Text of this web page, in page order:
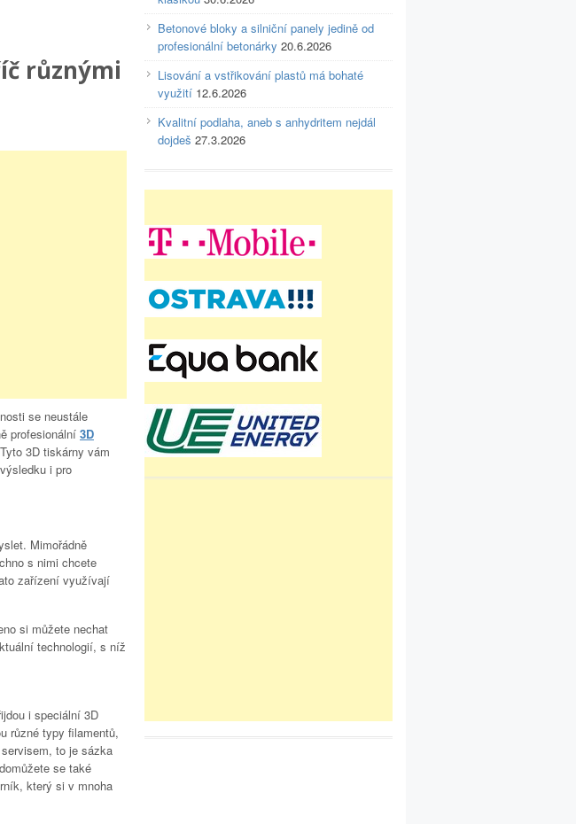
různými
se neustále
profesionální 3D
3D tiskárny vám
i pro
Mimořádně
s nimi chcete
zařízení využívají
si můžete nechat
technologií, s níž
i speciální 3D
různé typy filamentů,
to je sázka
se také
který si v mnoha
Betonové bloky a silniční panely jedině od
profesionální betonárky 20.6.2026
Lisování a vstřikování plastů má bohaté
využití 12.6.2026
Kvalitní podlaha, aneb s anhydritem nejdál
dojdeš 27.3.2026